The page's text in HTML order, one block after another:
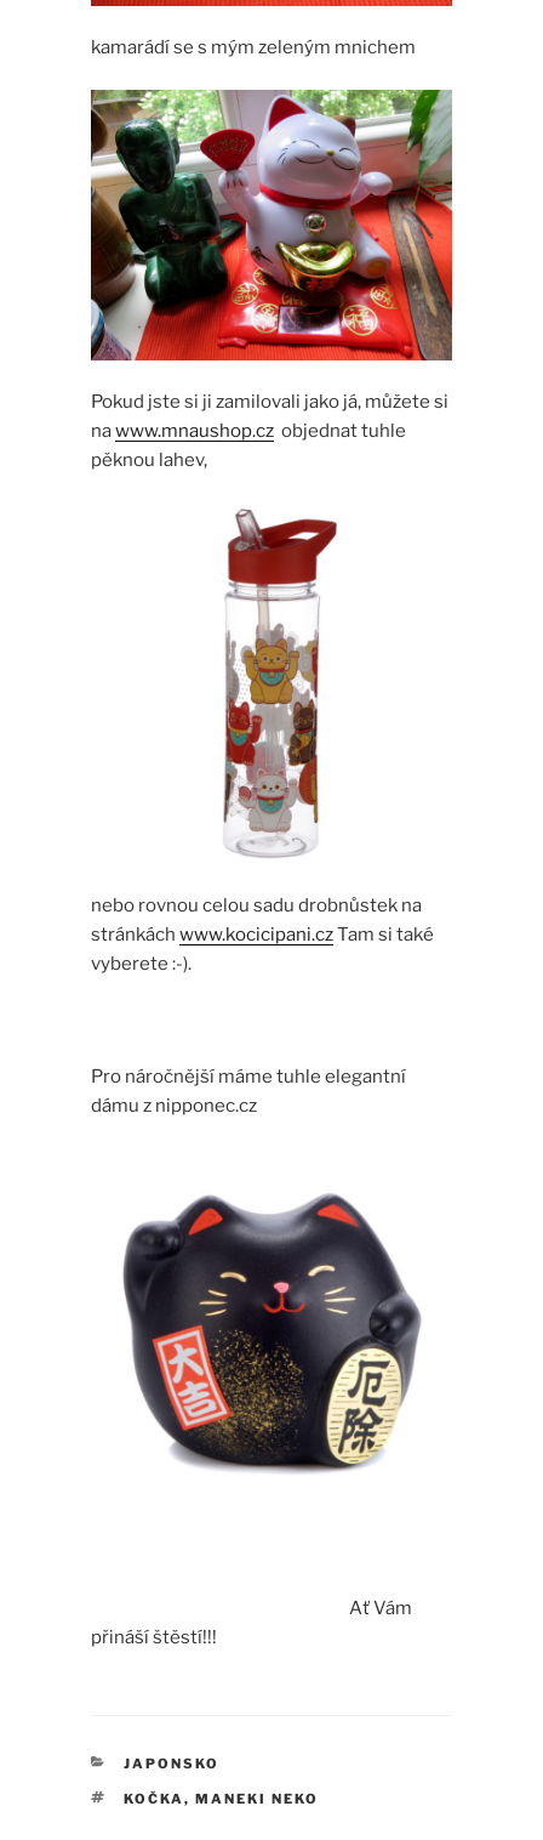
kamarádí se s mým zeleným mnichem
Pokud jste si ji zamilovali jako já, můžete si
nawww.mnaushop.czobjednat tuhle
pěknou lahev,
nebo rovnou celou sadu drobnůstek na
stránkách www.kocicipani.czTam si také
vyberete :-).
Pro náročnější máme tuhle elegantní
dámu z nipponec.cz
Ať Vám
přináší štěstí!!!
RUBRIKY
JAPONSKO
ŠTÍTKY
KOČKA,MANEKI NEKO